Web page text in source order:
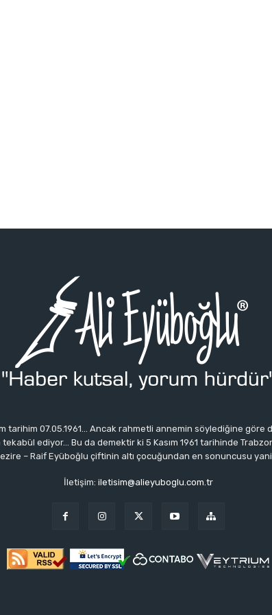
tarihim 07.05.1961… Ancak rahmetli annemin söylediğine göre
tekabül ediyor… Bu da demektir ki 5 Kasım 1961 tarihinde
– Raif Eyüboğlu çiftinin altı çocuğundan en sonuncusu yani
İletişim: iletisim@alieyuboglu.com.tr